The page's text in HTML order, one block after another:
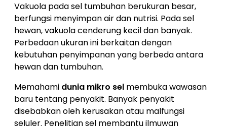
Vakuola pada sel tumbuhan berukuran besar,
berfungsi menyimpan air dan nutrisi. Pada sel
hewan, vakuola cenderung kecil dan banyak.
Perbedaan ukuran ini berkaitan dengan
kebutuhan penyimpanan yang berbeda antara
hewan dan tumbuhan.
Memahami dunia mikro sel membuka wawasan
baru tentang penyakit. Banyak penyakit
disebabkan oleh kerusakan atau malfungsi
seluler. Penelitian sel membantu ilmuwan